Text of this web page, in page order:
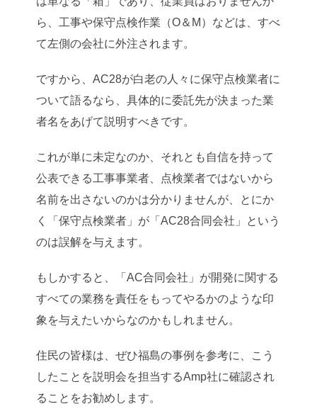
ら、工事や保守点検作業（O＆M）などは、すべ
て左側の会社に外注されます。
ですから、AC28が白老の人々に保守点検業者に
ついて語るなら、具体的に委託先が決まった業
者名をあげて説明すべきです。
これが単に未定なのか、それとも自信を持って
公表できる工事事業者、点検業者ではないから
名前を出さないのかは分かりませんが、とにか
く「保守点検業者」が「AC28合同会社」という
のは誤解を与えます。
もしかすると、「AC合同会社」が開発に関する
すべての業務を責任をもってやるかのような印
象を与えたいからなのかもしれません。
住民の皆様は、ぜひ福島の事例を参考に、こう
したことを説明会を担当するAmp社に確認され
ることをお勧めします。